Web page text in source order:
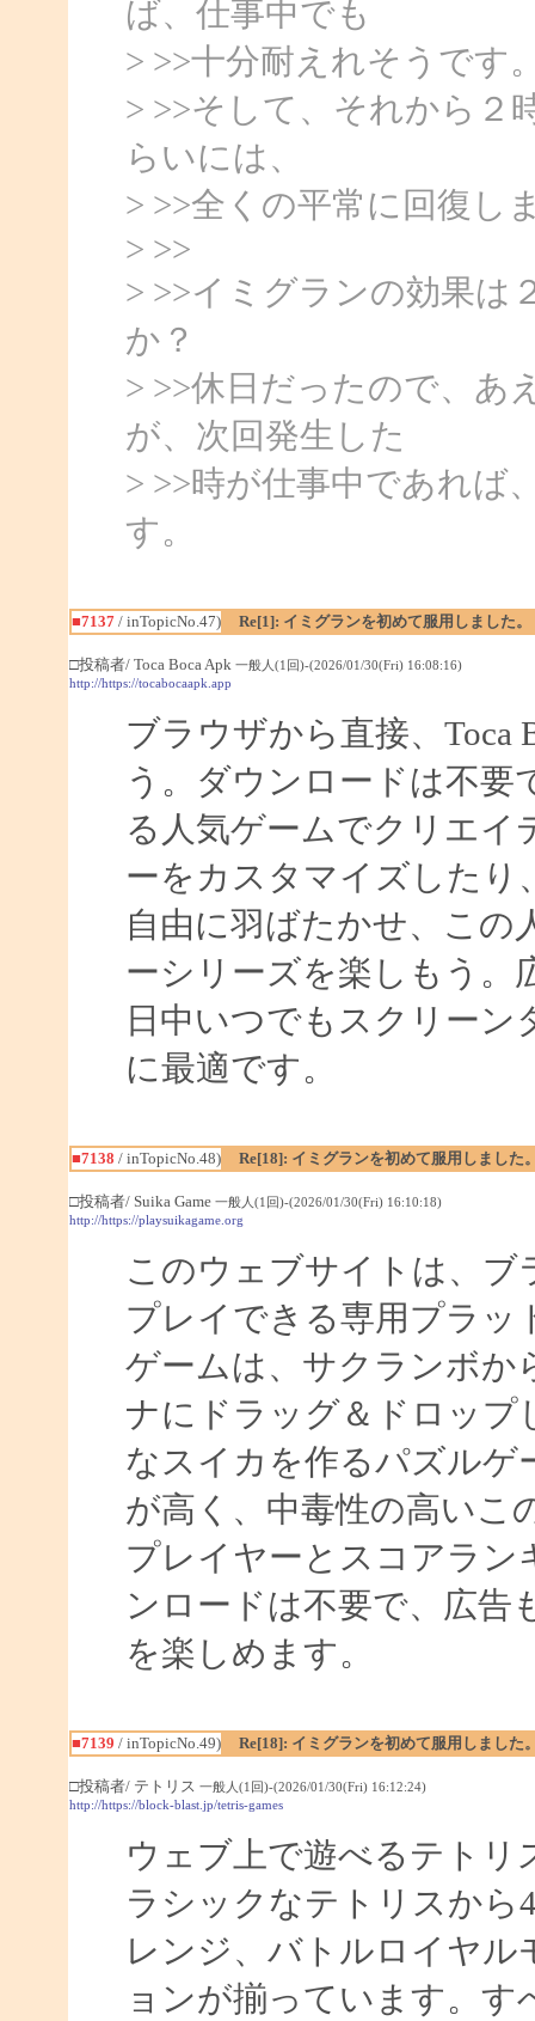
ば、仕事中でも
> >>十分耐えれそうです
> >>そして、それから２
らいには、
> >>全くの平常に回復し
> >>
> >>イミグランの効果は
か？
> >>休日だったので、あ
が、次回発生した
> >>時が仕事中であれば
す。
■7137/ inTopicNo.47) Re[1]: イミグランを初めて服用しました。
□投稿者/ Toca Boca Apk 一般人(1回)-(2026/01/30(Fri) 16:08:16)
http://https://tocabocaapk.app
ブラウザから直接、Toca
う。ダウンロードは不要
る人気ゲームでクリエイ
ーをカスタマイズしたり
自由に羽ばたかせ、この
ーシリーズを楽しもう。
日中いつでもスクリー
に最適です。
■7138 / inTopicNo.48) Re[18]: イミグランを初めて服用しました
□投稿者/ Suika Game 一般人(1回)-(2026/01/30(Fri) 16:10:18)
http://https://playsuikagame.org
このウェブサイトは、ブ
プレイできる専用プラッ
ゲームは、サクランボか
ナにドラッグ＆ドロップ
なスイカを作るパズルゲ
が高く、中毒性の高いこ
プレイヤーとスコアラ
ンロードは不要で、広告
を楽しめます。
■7139 / inTopicNo.49) Re[18]: イミグランを初めて服用しました
□投稿者/ テトリス 一般人(1回)-(2026/01/30(Fri) 16:12:24)
http://https://block-blast.jp/tetris-games
ウェブ上で遊べるテトリ
ラシックなテトリスから
レンジ、バトルロイヤル
ョンが揃っています。